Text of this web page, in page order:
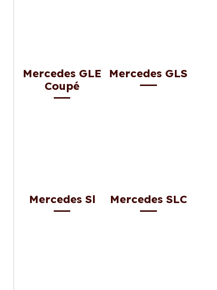
Mercedes GLE
Coupé
Mercedes GLS
Mercedes Sl Mercedes SLC